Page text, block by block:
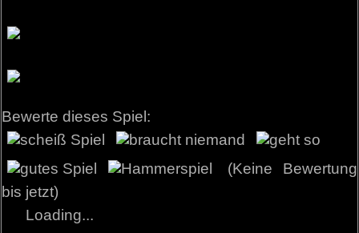
Bewerte dieses Spiel:
(Keine Bewertung
bis jetzt)
Loading...